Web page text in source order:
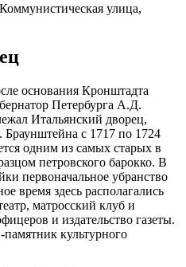
улица,
основания Кронштадта
Петербурга А.Д.
Итальянский дворец,
с 1717 по 1724
одним из самых старых в
петровского барокко. В
первоначальное убранство
время здесь располагались
матросский клуб и
и издательство газеты.
культурного